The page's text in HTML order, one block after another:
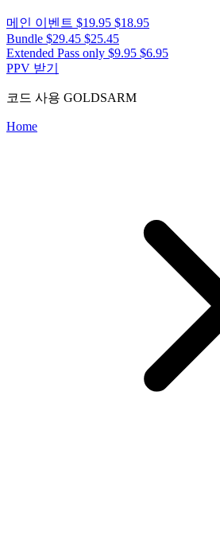
메인 이벤트 $19.95 $18.95
Bundle $29.45 $25.45
Extended Pass only $9.95 $6.95
PPV 받기
코드 사용 GOLDSARM
Home